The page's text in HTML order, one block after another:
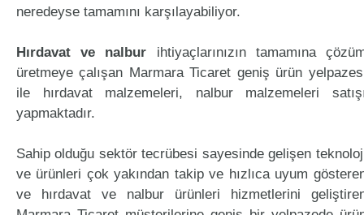
neredeyse tamamını karşılayabiliyor.
Hırdavat ve nalbur ihtiyaçlarınızın tamamına
üretmeye çalışan Marmara Ticaret geniş ürün
ile hırdavat malzemeleri, nalbur malzemeleri
yapmaktadır.
Sahip olduğu sektör tecrübesi sayesinde gelişen
ve ürünleri çok yakından takip ve hızlıca uyum
ve hırdavat ve nalbur ürünleri hizmetlerini